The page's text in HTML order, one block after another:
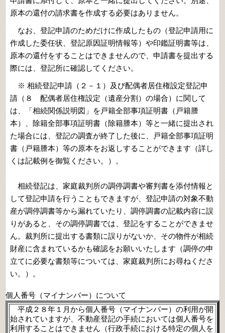
原本の還付の請求書を作成する必要はありません。
なお
登記申請のためだけに作成したもの（登記申請用に
作成した委任状
登記原因証明情報等）や印鑑証明書等は
原本の還付をすることはできませんので
申請書を提出する
際には
登記所に確認してください。
※ 相続登記申請（２－１）及び配偶者居住権設定登記申
請（８ 配偶者居住権設定（遺産分割）の場合）に関して
は
「相続関係説明図」を戸籍全部事項証明書（戸籍謄
本）
除籍全部事項証明書（除籍謄本）等と一緒に提出され
た場合には
登記の調査が終了した後に
戸籍全部事項証明
書（戸籍謄本）等の原本をお返しすることができます（詳し
くは記載例を御覧ください。）。
相続登記は、家庭裁判所の調停調書や審判書を添付情報と
して登記申請を行うこともできますが、登記申請の対象不動
産が調停調書等から漏れていたり、調停調書の記載内容に誤
りがあると、その調停調書では、登記をすることができませ
ん。裁判所に提出する書類に誤りがないか、その物件が相続
財産に含まれているかも確認をお願いいたします（調停の申
立てに必要な書類等については、家庭裁判所にお尋ねくださ
い。）。
個人番号（マイナンバー）について
平成２８年１月から個人番号（マイナンバー）の利用が開
始されていますが
不動産登記の手続においては個人番号を
利用することはできません（行政手続における特定の個人を